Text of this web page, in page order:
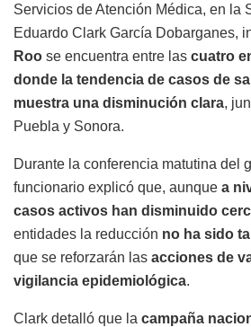
Servicios de Atención Médica, en la
Eduardo Clark García Dobarganes,
Roo se encuentra entre las cuatro
donde la tendencia de casos de
muestra una disminución clara,
Puebla y Sonora.
Durante la conferencia matutina del
funcionario explicó que, aunque a
casos activos han disminuido
entidades la reducción no ha sido
que se reforzarán las acciones de
vigilancia epidemiológica.
Clark detalló que la campaña